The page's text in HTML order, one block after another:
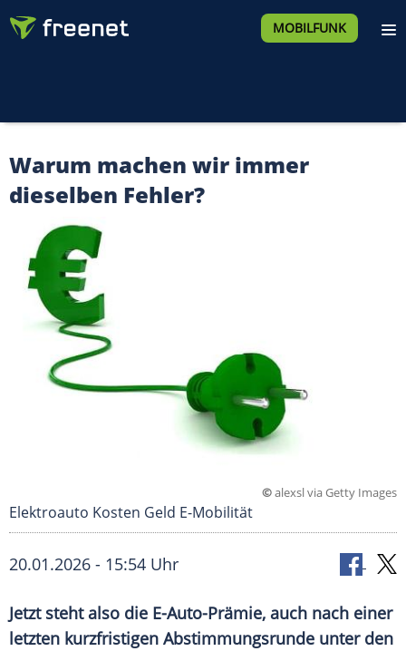
MOBILFUNK
Warum machen wir immer
dieselben Fehler?
©alexsl via Getty Images
Elektroauto Kosten Geld E-Mobilität
20.01.2026 - 15:54 Uhr
Jetzt steht also die E-Auto-Prämie, auch nach einer
letzten kurzfristigen Abstimmungsrunde unter den